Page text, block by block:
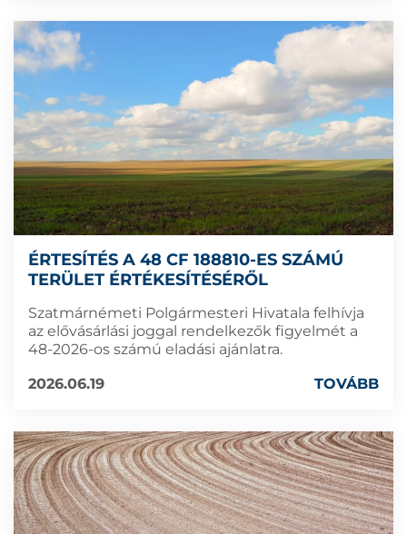
ÉRTESÍTÉS A 48 CF 188810-ES SZÁMÚ
TERÜLET ÉRTÉKESÍTÉSÉRŐL
Szatmárnémeti Polgármesteri Hivatala felhívja
az elővásárlási joggal rendelkezők figyelmét a
48-2026-os számú eladási ajánlatra.
2026.06.19
TOVÁBB